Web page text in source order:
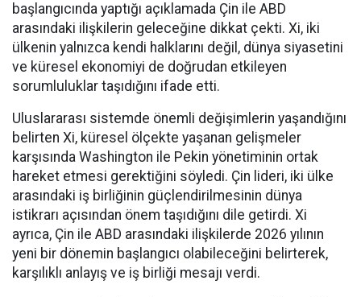
başlangıcında yaptığı açıklamada Çin ile ABD
arasındaki ilişkilerin geleceğine dikkat çekti. Xi, iki
ülkenin yalnızca kendi halklarını değil, dünya siyasetini
ve küresel ekonomiyi de doğrudan etkileyen
sorumluluklar taşıdığını ifade etti.
Uluslararası sistemde önemli değişimlerin yaşandığını
belirten Xi, küresel ölçekte yaşanan gelişmeler
karşısında Washington ile Pekin yönetiminin ortak
hareket etmesi gerektiğini söyledi. Çin lideri, iki ülke
arasındaki iş birliğinin güçlendirilmesinin dünya
istikrarı açısından önem taşıdığını dile getirdi. Xi
ayrıca, Çin ile ABD arasındaki ilişkilerde 2026 yılının
yeni bir dönemin başlangıcı olabileceğini belirterek,
karşılıklı anlayış ve iş birliği mesajı verdi.